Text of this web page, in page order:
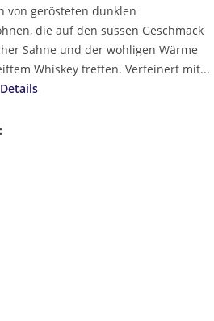
von gerösteten dunklen
die auf den süssen Geschmack
Sahne und der wohligen Wärme
Whiskey treffen. Verfeinert mit...